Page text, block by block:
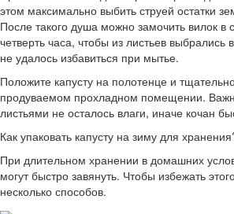
этом максимально выбить струей остатки
После такого душа можно замочить вилок в
четверть часа, чтобы из листьев выбрались
не удалось избавиться при мытье.
Положите капусту на полотенце и
продуваемом прохладном помещении.
листьями не осталось влаги, иначе кочан
Как упаковать капусту на зиму для
При длительном хранении в домашних
могут быстро завянуть. Чтобы избежать
несколько способов.